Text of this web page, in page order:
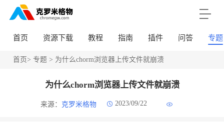
首页 资源下载 教程 指南 插件 问答 专题
首页> 专题> 为什么chorm浏览器上传文件就崩溃
为什么chorm浏览器上传文件就崩溃
来源： 克罗米格物 2023/09/22